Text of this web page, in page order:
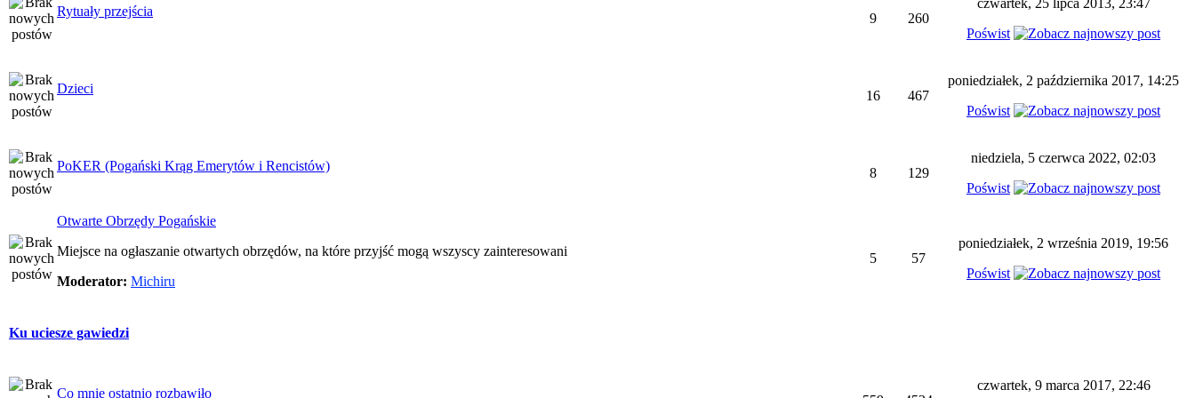
Rytuały przejścia 9 260
czwartek, 25 lipca 2013, 23:47
Poświst
Dzieci 16 467
poniedziałek, 2 października 2017, 14:25
Poświst
PoKER (Pogański Krąg Emerytów i Rencistów) 8 129
niedziela, 5 czerwca 2022, 02:03
Poświst
Otwarte Obrzędy Pogańskie
Miejsce na ogłaszanie otwartych obrzędów, na które przyjść mogą wszyscy zainteresowani
Moderator: Michiru
5 57
poniedziałek, 2 września 2019, 19:56
Poświst
Ku uciesze gawiedzi
Co mnie ostatnio rozbawiło
czwartek, 9 marca 2017, 22:46